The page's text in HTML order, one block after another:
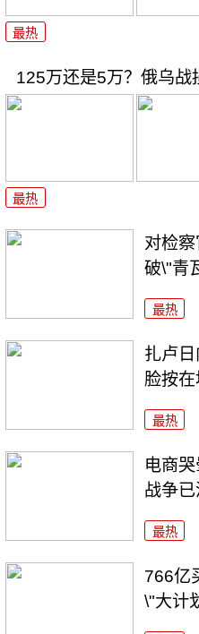
最热
125万还是5万？俄乌战
最热
对检
破\"青
最热
扎卢
脸按
最热
电商哭
战争
最热
766亿
\"大计